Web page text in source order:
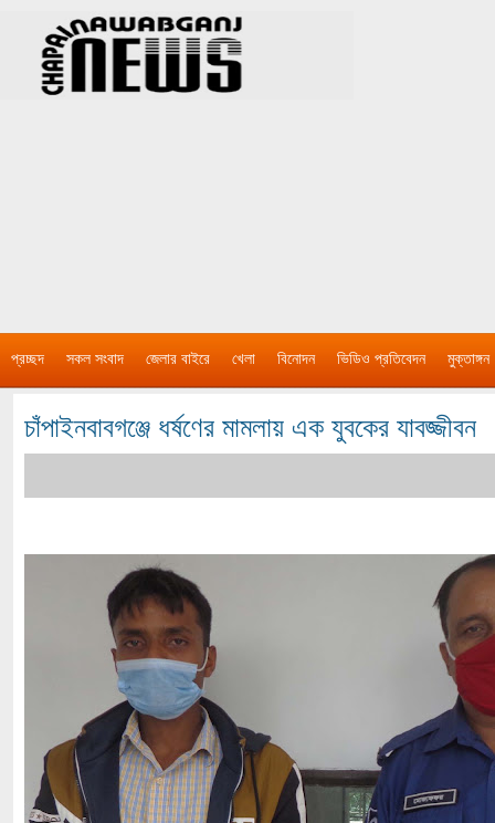
প্রচ্ছদ সকল সংবাদ জেলার বাইরে খেলা বিনোদন ভিডিও প্রতিবেদন মুক্তাঙ্গন
চাঁপাইনবাবগঞ্জে ধর্ষণের মামলায় এক যুবকের যাবজ্জীবন